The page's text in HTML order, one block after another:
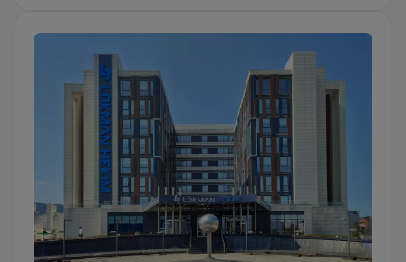
Болгарии, Азербайджана, Казахстана,
Узбекистана и Нигерии выбирают Anadolu
Medical Center.
Отзывы пациентов об Anadolu:
Клиника Анадолу (Anadolu) — высоко оцененное
медицинское учреждение на побережье
Мраморного моря. Клиника известна своим
профессионализмом, чистотой и вниманием к
деталям. Персонал вежливый, внимательный и
отзывчивый к потребностям пациентов.
Опытные и квалифицированные врачи проводят